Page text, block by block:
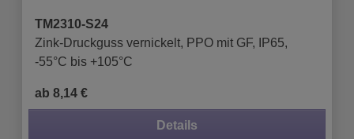
TM2310-S24
Zink-Druckguss vernickelt, PPO mit GF, IP65,
-55°C bis +105°C
ab 8,14 €
Details